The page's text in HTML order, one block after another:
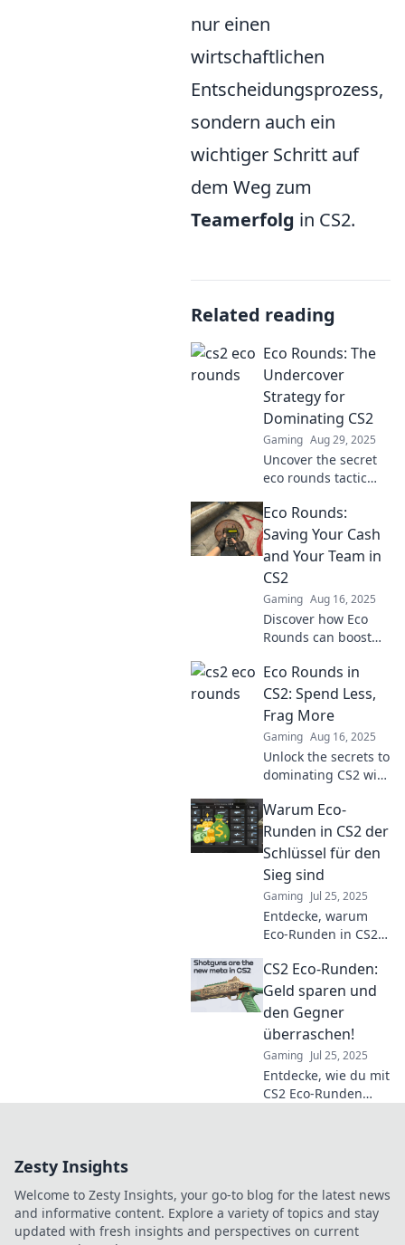
nur einen
wirtschaftlichen
Entscheidungsprozess,
sondern auch ein
wichtiger Schritt auf
dem Weg zum
Teamerfolg in CS2.
Related reading
Eco Rounds: The
Undercover
Strategy for
Dominating CS2
Gaming Aug 29, 2025
Uncover the secret
eco rounds tactic
your CS2 gameplay
and leave your
opponents in the
dust!
Eco Rounds:
Saving Your Cash
and Your Team in
CS2
Gaming Aug 16, 2025
Discover how Eco
Rounds can boost
save your budget,
and empower your
team for victory!
Don’t miss out!
Eco Rounds in
CS2: Spend Less,
Frag More
Gaming Aug 16, 2025
Unlock the secrets to
dominating CS2 with
how to spend less
and frag more for
ultimate victory. Dive
in now!
Warum Eco-
Runden in CS2 der
Schlüssel für den
Sieg sind
Gaming Jul 25, 2025
Entdecke, warum
Eco-Runden in CS2
Schlüssel zum Sieg
sind und wie sie
dein Spiel auf ein
neues Level heben!
CS2 Eco-Runden:
Geld sparen und
den Gegner
überraschen!
Gaming Jul 25, 2025
Entdecke, wie du mit
CS2 Eco-Runden
Zesty Insights
Welcome to Zesty Insights, your go-to blog for the latest news
and informative content. Explore a variety of topics and stay
updated with fresh insights and perspectives on current